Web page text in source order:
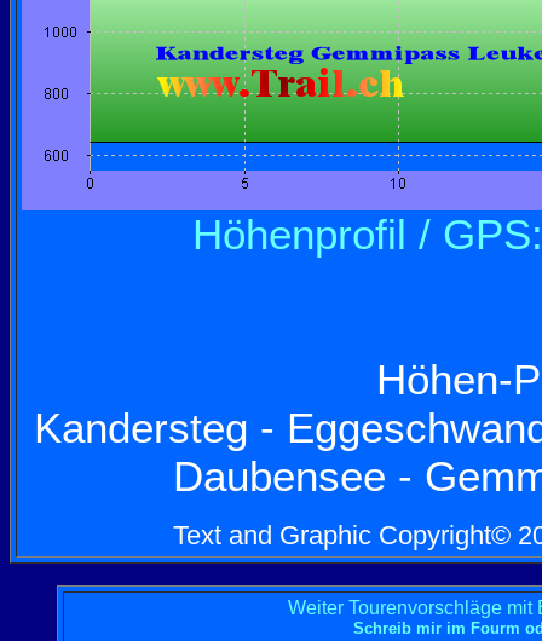
Höhenprofil / GPS:
Höhen-
Kandersteg -
Daubensee -
Text and Graphic Copyright©
Weiter Tourenvorschläge
Schreib mir im Fourm